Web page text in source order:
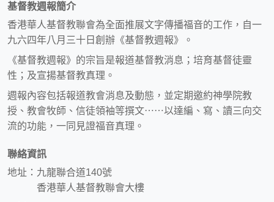
基督教週報簡介
香港華人基督教聯會為全面推展文字傳播福音的工作，自一
九六四年八月三十日創辦《基督教週報》。
《基督教週報》的宗旨是報道基督教消息；培育基督徒靈
性；及宣揚基督教真理。
週報內容包括報道教會消息及動態，並定期邀約神學院教
授、教會牧師、信徒領袖等撰文⋯⋯以達編、寫、讀三向交
流的功能，一同見證福音真理。
聯絡資訊
地址：九龍聯合道140號
香港華人基督教聯會大樓